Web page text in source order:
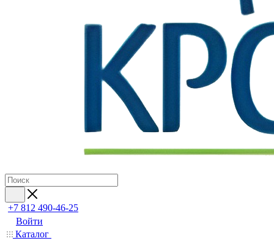
+7 812 490-46-25
Войти
Каталог